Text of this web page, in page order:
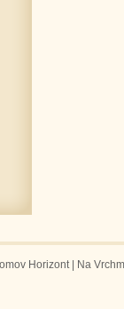
Horizont | Na